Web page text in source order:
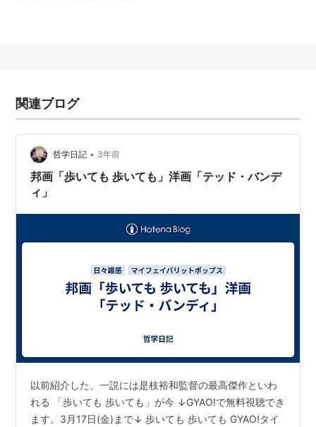
関連ブログ
哲学日記 • 3年前
邦画「歩いても 歩いても」洋画「テッド・バンデ
ィ」
以前紹介した、一説には是枝裕和監督の最高傑作といわ
れる 「歩いても 歩いても」が今 ↓GYAO!で無料視聴でき
ます。3月17日(金)まで↓ 歩いても 歩いても GYAO!タイ